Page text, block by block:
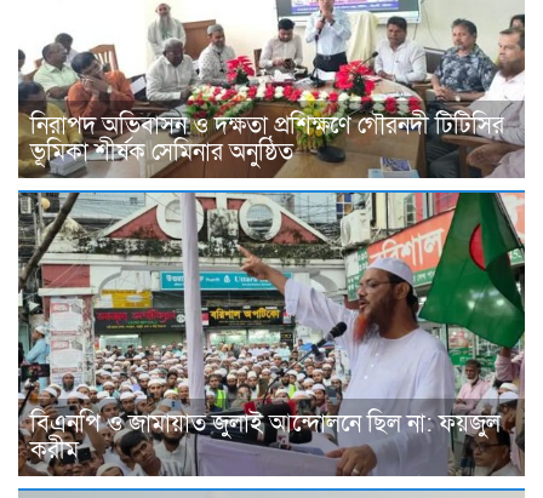
নিরাপদ অভিবাসন ও দক্ষতা প্রশিক্ষণে গৌরনদী টিটিসির
ভূমিকা শীর্ষক সেমিনার অনুষ্ঠিত
বিএনপি ও জামায়াত জুলাই আন্দোলনে ছিল না: ফয়জুল
করীম